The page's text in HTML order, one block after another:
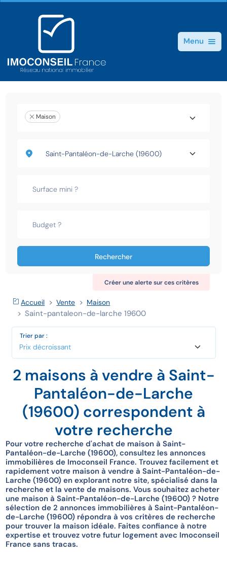
Menu
Maison
Rechercher
Créer une alerte sur ces critères
Accueil Vente Maison
Saint-pantaleon-de-larche 19600
Trier par :
2 maisons à vendre à Saint-
Pantaléon-de-Larche
(19600) correspondent à
votre recherche
Pour votre recherche d'achat de maison à Saint-
Pantaléon-de-Larche (19600), consultez les annonces
immobilières de Imoconseil France. Trouvez facilement et
rapidement votre maison à vendre à Saint-Pantaléon-de-
Larche (19600) en explorant notre site, spécialisé dans la
recherche et la vente de maisons. Vous souhaitez acheter
une maison à Saint-Pantaléon-de-Larche (19600) ? Notre
sélection de 2 annonces immobilières à Saint-Pantaléon-
de-Larche (19600) répondra à vos critères de recherche
pour trouver la maison idéale. Faites confiance à notre
expertise et trouvez votre futur logement avec Imoconseil
France sans tracas.